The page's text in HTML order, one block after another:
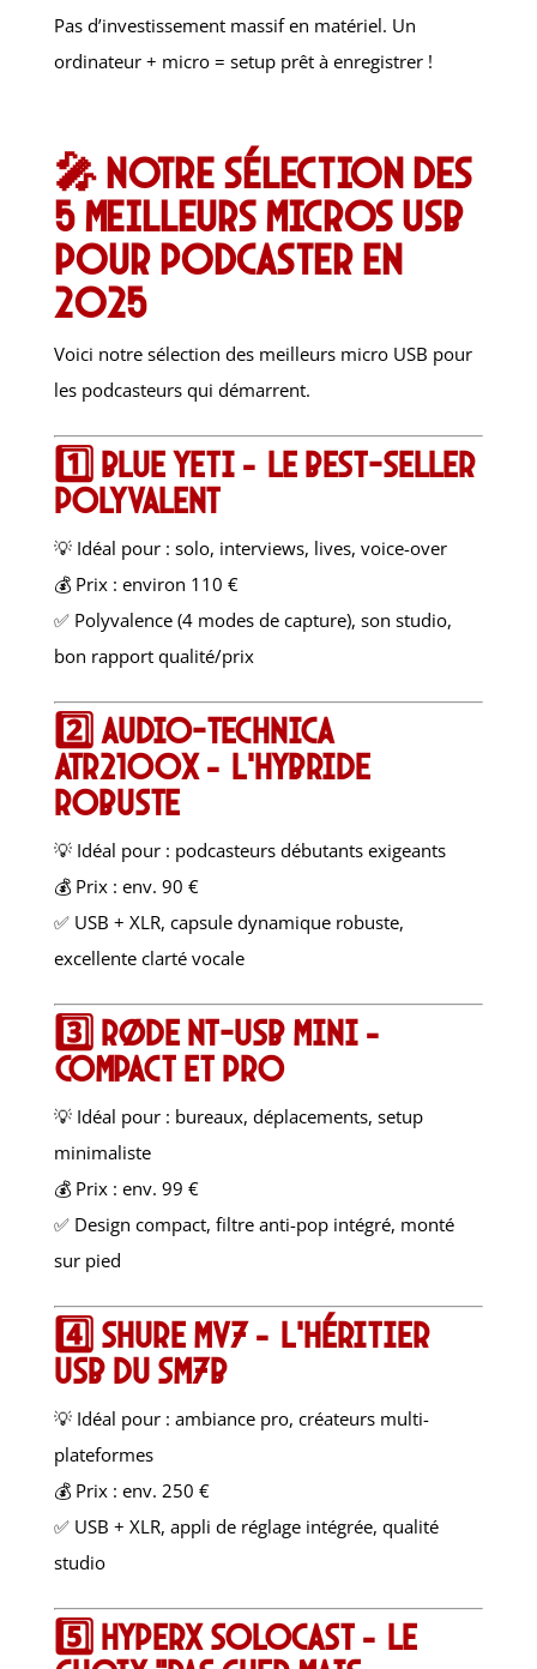
Pas d’investissement massif en matériel. Un
ordinateur + micro = setup prêt à enregistrer !
🎤 Notre sélection des
5 meilleurs micros USB
pour podcaster en
2025
Voici notre sélection des meilleurs micro USB pour
les podcasteurs qui démarrent.
1️⃣ Blue Yeti – le best-seller
polyvalent
💡 Idéal pour : solo, interviews, lives, voice-over
💰 Prix : environ 110 €
✅ Polyvalence (4 modes de capture), son studio,
bon rapport qualité/prix
2️⃣ Audio-Technica
ATR2100x – l’hybride
robuste
💡 Idéal pour : podcasteurs débutants exigeants
💰 Prix : env. 90 €
✅ USB + XLR, capsule dynamique robuste,
excellente clarté vocale
3️⃣ Røde NT-USB Mini –
compact et pro
💡 Idéal pour : bureaux, déplacements, setup
minimaliste
💰 Prix : env. 99 €
✅ Design compact, filtre anti-pop intégré, monté
sur pied
4️⃣ Shure MV7 – l’héritier
USB du SM7B
💡 Idéal pour : ambiance pro, créateurs multi-
plateformes
💰 Prix : env. 250 €
✅ USB + XLR, appli de réglage intégrée, qualité
studio
5️⃣ HyperX SoloCast – le